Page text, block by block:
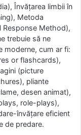
Învăţarea limbii în
Metoda
Response Method),
trebuie să ne
moderne, cum ar fi:
or flashcards),
(picture
pliante
desen animat),
role-plays),
învăţare eficient
de predare.